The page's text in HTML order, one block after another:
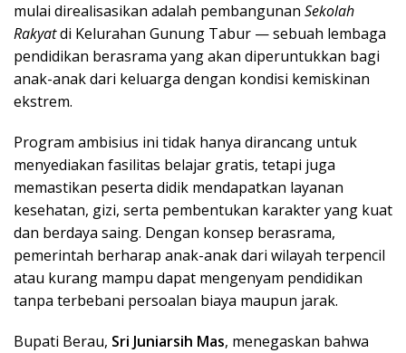
mulai direalisasikan adalah pembangunan Sekolah
Rakyatdi Kelurahan Gunung Tabur — sebuah lembaga
pendidikan berasrama yang akan diperuntukkan bagi
anak-anak dari keluarga dengan kondisi kemiskinan
ekstrem.
Program ambisius ini tidak hanya dirancang untuk
menyediakan fasilitas belajar gratis, tetapi juga
memastikan peserta didik mendapatkan layanan
kesehatan, gizi, serta pembentukan karakter yang kuat
dan berdaya saing. Dengan konsep berasrama,
pemerintah berharap anak-anak dari wilayah terpencil
atau kurang mampu dapat mengenyam pendidikan
tanpa terbebani persoalan biaya maupun jarak.
Bupati Berau, Sri Juniarsih Mas, menegaskan bahwa